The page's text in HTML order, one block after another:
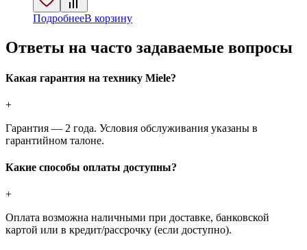
ПодробнееВ корзину
Ответы на часто задаваемые вопросы
Какая гарантия на технику Miele?
+
Гарантия — 2 года. Условия обслуживания указаны в
гарантийном талоне.
Какие способы оплаты доступны?
+
Оплата возможна наличными при доставке, банковской
картой или в кредит/рассрочку (если доступно).